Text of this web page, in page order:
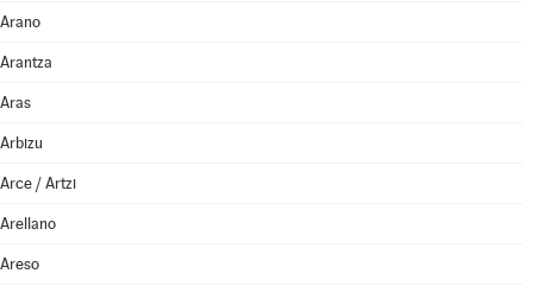
Arano
Arantza
Aras
Arbizu
Arce / Artzi
Arellano
Areso